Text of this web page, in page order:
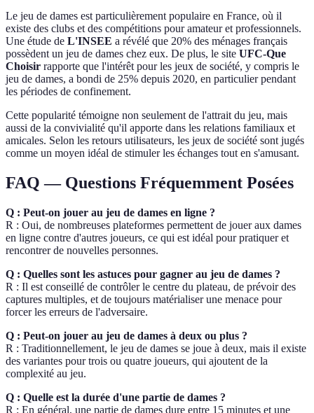
Le jeu de dames est particulièrement populaire en France, où il
existe des clubs et des compétitions pour amateur et professionnels.
Une étude de L'INSEE a révélé que 20% des ménages français
possèdent un jeu de dames chez eux. De plus, le site UFC-Que
Choisir rapporte que l'intérêt pour les jeux de société, y compris le
jeu de dames, a bondi de 25% depuis 2020, en particulier pendant
les périodes de confinement.
Cette popularité témoigne non seulement de l'attrait du jeu, mais
aussi de la convivialité qu'il apporte dans les relations familiaux et
amicales. Selon les retours utilisateurs, les jeux de société sont jugés
comme un moyen idéal de stimuler les échanges tout en s'amusant.
FAQ — Questions Fréquemment Posées
Q : Peut-on jouer au jeu de dames en ligne ?
R : Oui, de nombreuses plateformes permettent de jouer aux dames
en ligne contre d'autres joueurs, ce qui est idéal pour pratiquer et
rencontrer de nouvelles personnes.
Q : Quelles sont les astuces pour gagner au jeu de dames ?
R : Il est conseillé de contrôler le centre du plateau, de prévoir des
captures multiples, et de toujours matérialiser une menace pour
forcer les erreurs de l'adversaire.
Q : Peut-on jouer au jeu de dames à deux ou plus ?
R : Traditionnellement, le jeu de dames se joue à deux, mais il existe
des variantes pour trois ou quatre joueurs, qui ajoutent de la
complexité au jeu.
Q : Quelle est la durée d'une partie de dames ?
R : En général, une partie de dames dure entre 15 minutes et une